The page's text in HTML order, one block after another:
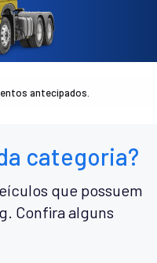
antecipados.
categoria?
que possuem
Confira alguns